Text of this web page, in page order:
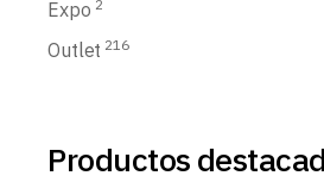
Expo 2
Outlet 216
Productos